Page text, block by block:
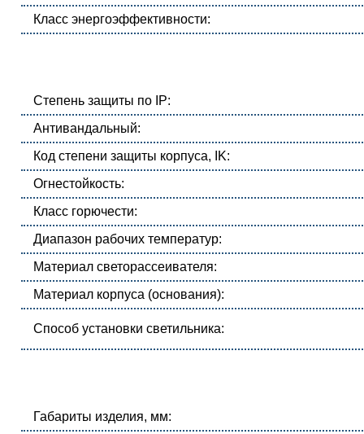
Класс энергоэффективности:
Степень защиты по IP:
Антивандальный:
Код степени защиты корпуса, IK:
Огнестойкость:
Класс горючести:
Диапазон рабочих температур:
Материал светорассеивателя:
Материал корпуса (основания):
Способ установки светильника:
Габариты изделия, мм: